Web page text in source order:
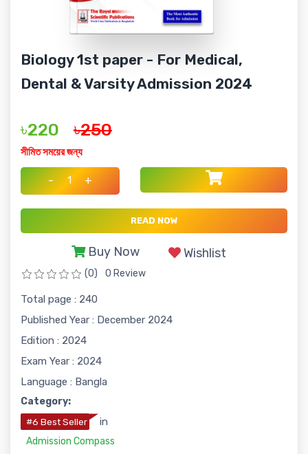
Biology 1st paper - For Medical,
Dental & Varsity Admission 2024
৳220 ৳250
সীমিত সময়ের জন্য
- +
READ NOW
Buy Now Wishlist
(0) 0 Review
Total page : 240
Published Year : December 2024
Edition : 2024
Exam Year : 2024
Language : Bangla
Category:
#6 Best Seller in
Admission Compass